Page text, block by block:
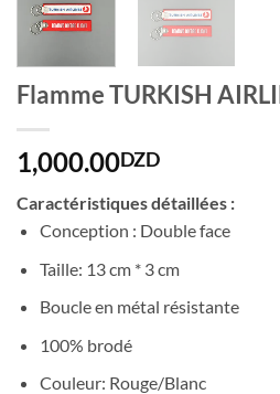
Flamme TURKISH
1,000.00DZD
Caractéristiques détaillées :
Conception : Double face
Taille: 13 cm * 3 cm
Boucle en métal résistante
100% brodé
Couleur: Rouge/Blanc